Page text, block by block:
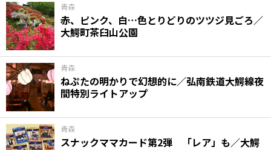
青森
赤、ピンク、白…色とりどりのツツジ見ごろ／
大鰐町茶臼山公園
青森
ねぷたの明かりで幻想的に／弘南鉄道大鰐線夜
間特別ライトアップ
青森
スナックママカード第2弾 「レア」も／大鰐